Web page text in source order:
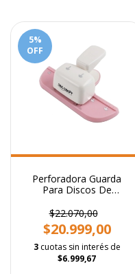
5%
OFF
Perforadora Guarda
Para Discos De
$22.070,00
$20.999,00
3 cuotas sin interés de
$6.999,67